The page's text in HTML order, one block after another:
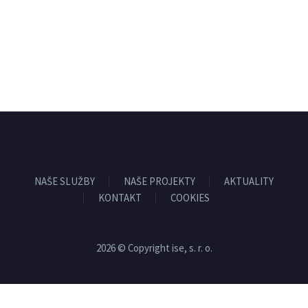
NAŠE SLUŽBY NAŠE PROJEKTY
AKTUALITY
KONTAKT
COOKIES
2026 © Copyright ise, s. r. o.